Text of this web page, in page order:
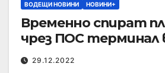
ВОДЕЩИ НОВИНИ НОВИНИ+
Временно спират
чрез ПОС терминал
29.12.2022